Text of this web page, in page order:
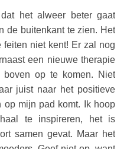
het alweer beter gaat
de buitenkant te zien. Het
niet kent! Er zal nog
een nieuwe therapie
op te komen. Niet
juist naar het positieve
mijn pad komt. Ik hoop
te inspireren, het is
samen gevat. Maar het